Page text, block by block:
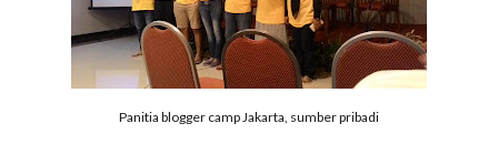
Panitia blogger camp Jakarta, sumber pribadi